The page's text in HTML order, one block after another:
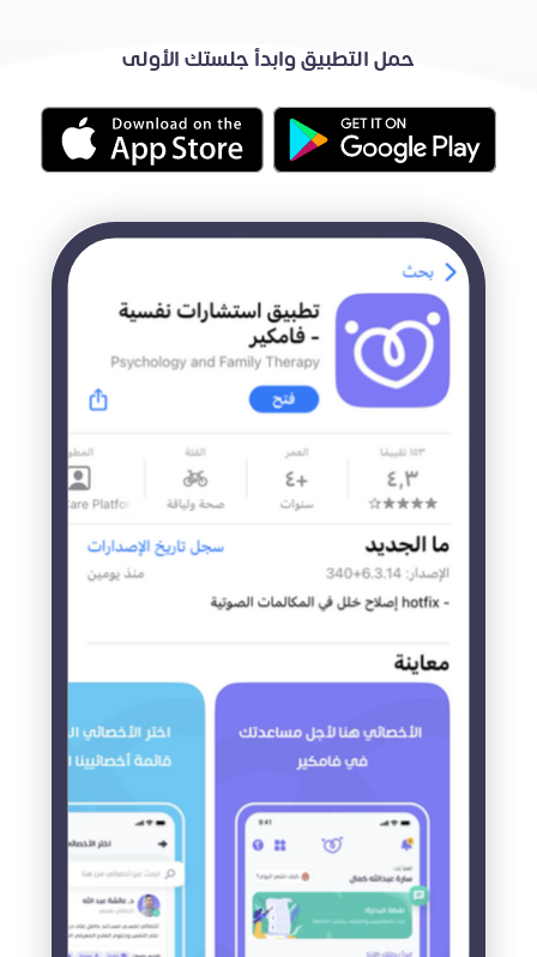
حمل التطبيق وابدأ جلستك الأولى